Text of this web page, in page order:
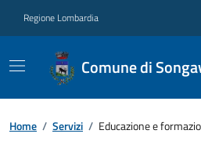
Regione Lombardia
Comune di
Home / Servizi / Educazione e